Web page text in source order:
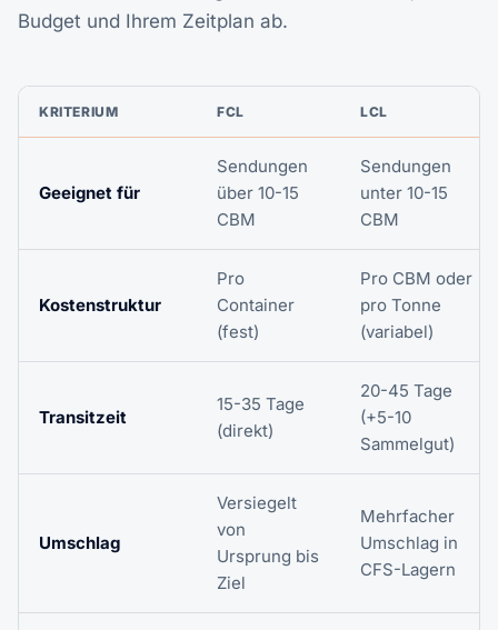
Budget und Ihrem Zeitplan ab.
KRITERIUM FCL LCL
Geeignet für
Sendungen
über 10-15
CBM
Sendungen
unter 10-15
CBM
Kostenstruktur
Pro
Container
(fest)
Pro CBM oder
pro Tonne
(variabel)
Transitzeit
15-35 Tage
(direkt)
20-45 Tage
(+5-10
Sammelgut)
Umschlag
Versiegelt
von
Ursprung bis
Ziel
Mehrfacher
Umschlag in
CFS-Lagern